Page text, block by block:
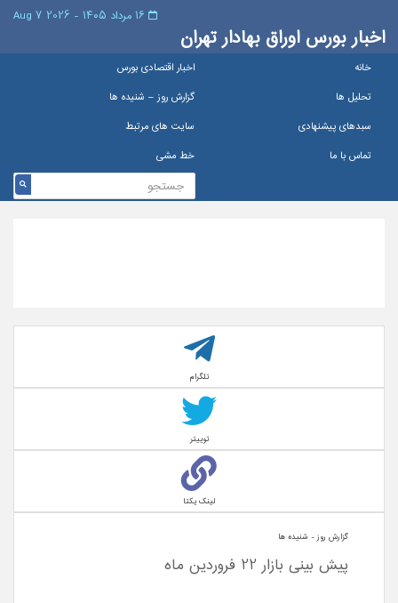
اخبار بورس اوراق بهادار تهران
خانه
اخبار اقتصادی بورس
تحلیل ها
گزارش روز – شنيده ها
سبدهای پیشنهادی
سایت های مرتبط
تماس با ما
خط مشی
تلگرام
توییتر
لینک یکتا
گزارش روز - شنيده ها
پیش بینی بازار 22 فروردین ماه